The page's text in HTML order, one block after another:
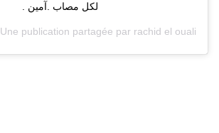
لكل مصاب .آمين .
Une publication partagée par rachid el ouali رشيد الوالي